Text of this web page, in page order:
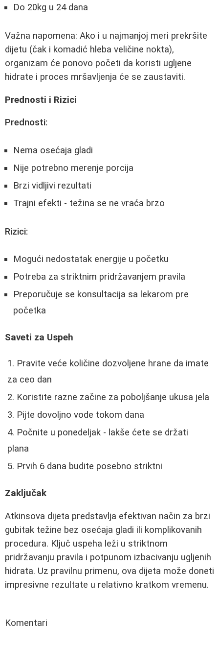
Do 20kg u 24 dana
Važna napomena: Ako i u najmanjoj meri prekršite
dijetu (čak i komadić hleba veličine nokta),
organizam će ponovo početi da koristi ugljene
hidrate i proces mršavljenja će se zaustaviti.
Prednosti i Rizici
Prednosti:
Nema osećaja gladi
Nije potrebno merenje porcija
Brzi vidljivi rezultati
Trajni efekti - težina se ne vraća brzo
Rizici:
Mogući nedostatak energije u početku
Potreba za striktnim pridržavanjem pravila
Preporučuje se konsultacija sa lekarom pre
početka
Saveti za Uspeh
Pravite veće količine dozvoljene hrane da imate
za ceo dan
Koristite razne začine za poboljšanje ukusa jela
Pijte dovoljno vode tokom dana
Počnite u ponedeljak - lakše ćete se držati
plana
Prvih 6 dana budite posebno striktni
Zaključak
Atkinsova dijeta predstavlja efektivan način za brzi
gubitak težine bez osećaja gladi ili komplikovanih
procedura. Ključ uspeha leži u striktnom
pridržavanju pravila i potpunom izbacivanju ugljenih
hidrata. Uz pravilnu primenu, ova dijeta može doneti
impresivne rezultate u relativno kratkom vremenu.
Komentari